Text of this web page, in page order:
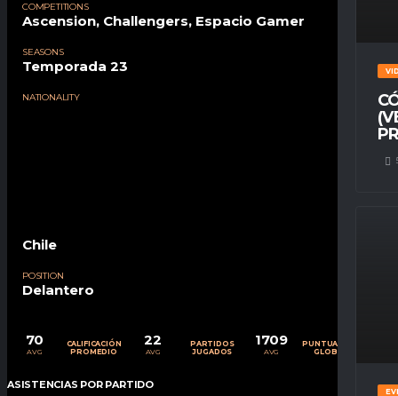
COMPETITIONS
Ascension, Challengers, Espacio Gamer
SEASONS
Temporada 23
NATIONALITY
Chile
POSITION
Delantero
70
AVG
CALIFICACIÓN
PROMEDIO
22
AVG
PARTIDOS
JUGADOS
1709
AVG
PUNTUACIÓN
GLOBAL
ASISTENCIAS POR PARTIDO 0%